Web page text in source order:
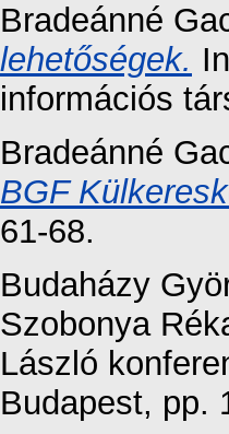
Bradeánné
lehetőségek.
információs
Bradeánné
BGF
61-68.
Budaházy
Szobonya
László
Budapest, pp.